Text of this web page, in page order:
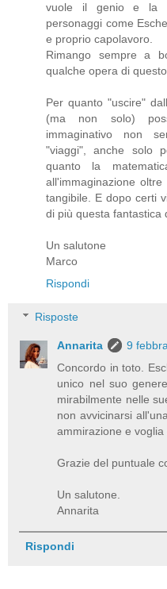
vuole il genio e la
personaggi come
e proprio capolavoro.
Rimango sempre a
qualche opera di
Per quanto "uscire"
(ma non solo)
immaginativo non
"viaggi", anche solo
quanto la
all'immaginazione
tangibile. E dopo certi
di più questa fantastica
Un salutone
Marco
Rispondi
Risposte
Annarita
9
Concordo in toto.
unico nel suo
mirabilmente nelle
non avvicinarsi
ammirazione e voglia
Grazie del puntuale
Un salutone.
Annarita
Rispondi